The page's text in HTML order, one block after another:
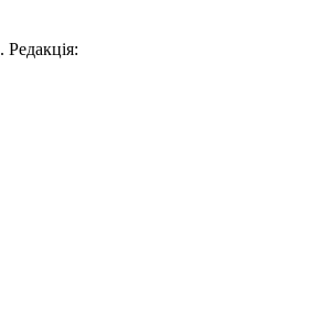
. Редакція: